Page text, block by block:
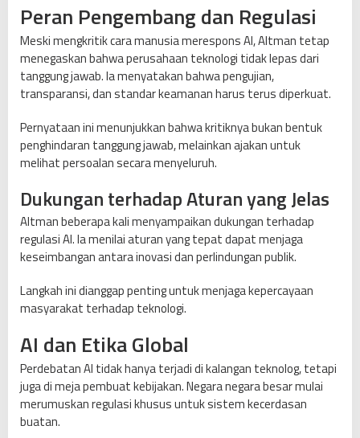
Peran Pengembang dan Regulasi
Meski mengkritik cara manusia merespons AI, Altman tetap
menegaskan bahwa perusahaan teknologi tidak lepas dari
tanggung jawab. Ia menyatakan bahwa pengujian,
transparansi, dan standar keamanan harus terus diperkuat.
Pernyataan ini menunjukkan bahwa kritiknya bukan bentuk
penghindaran tanggung jawab, melainkan ajakan untuk
melihat persoalan secara menyeluruh.
Dukungan terhadap Aturan yang Jelas
Altman beberapa kali menyampaikan dukungan terhadap
regulasi AI. Ia menilai aturan yang tepat dapat menjaga
keseimbangan antara inovasi dan perlindungan publik.
Langkah ini dianggap penting untuk menjaga kepercayaan
masyarakat terhadap teknologi.
AI dan Etika Global
Perdebatan AI tidak hanya terjadi di kalangan teknolog, tetapi
juga di meja pembuat kebijakan. Negara negara besar mulai
merumuskan regulasi khusus untuk sistem kecerdasan
buatan.